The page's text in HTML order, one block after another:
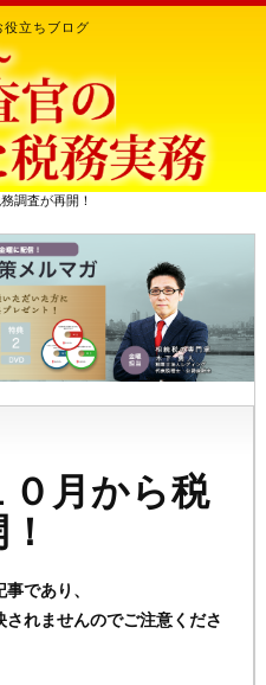
役立ちブログ
調査が再開！
０月から税
であり、
れませんのでご注意くださ